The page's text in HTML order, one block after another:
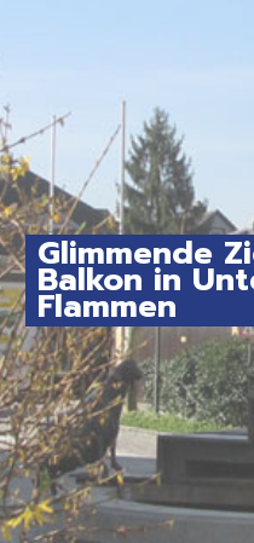
Glimmende
Balkon in
Flammen